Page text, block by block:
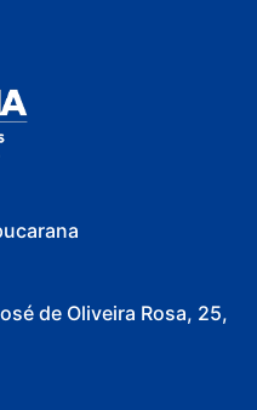
de Oliveira Rosa, 25,